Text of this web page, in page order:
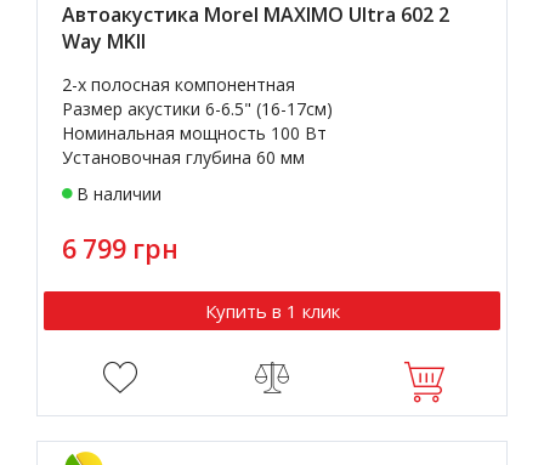
Автоакустика Morel MAXIMO Ultra 602 2
Way MKII
2-х полосная компонентная
Размер акустики 6-6.5" (16-17см)
Номинальная мощность 100 Вт
Установочная глубина 60 мм
В наличии
6 799 грн
Купить в 1 клик